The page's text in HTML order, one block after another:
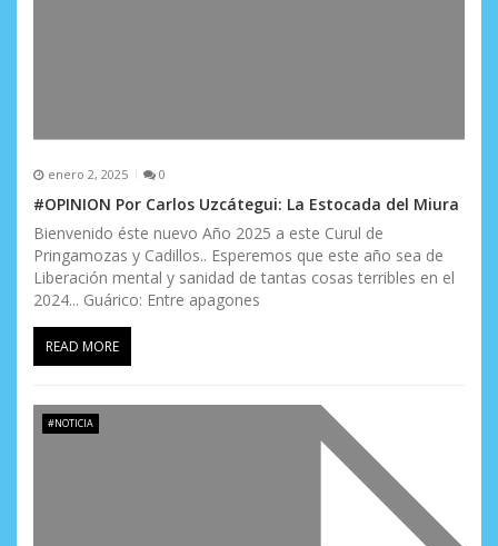
enero 2, 2025 0
#OPINION Por Carlos Uzcátegui: La Estocada del Miura
Bienvenido éste nuevo Año 2025 a este Curul de
Pringamozas y Cadillos.. Esperemos que este año sea de
Liberación mental y sanidad de tantas cosas terribles en el
2024... Guárico: Entre apagones
READ MORE
#NOTICIA